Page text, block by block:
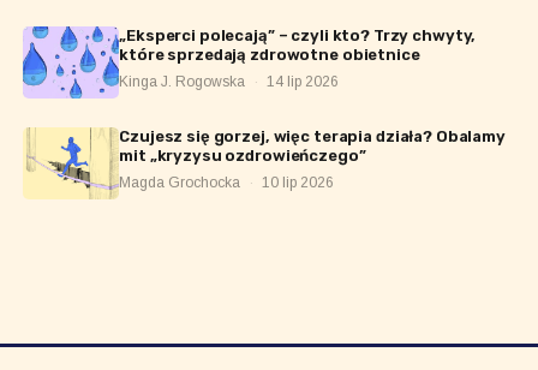
„Eksperci polecają” – czyli kto? Trzy chwyty,
które sprzedają zdrowotne obietnice
Kinga J. Rogowska · 14 lip 2026
Czujesz się gorzej, więc terapia działa? Obalamy
mit „kryzysu ozdrowieńczego”
Magda Grochocka · 10 lip 2026